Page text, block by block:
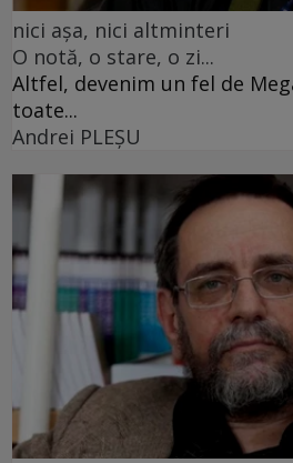
nici așa, nici altminteri
O notă, o stare, o zi...
Altfel, devenim un fel de
toate...
Andrei PLEŞU